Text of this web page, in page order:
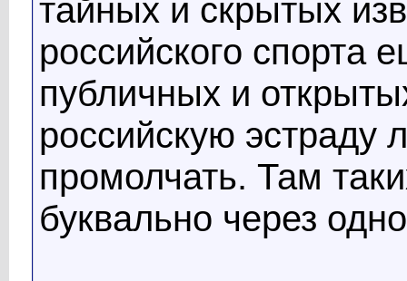
тайных и скрытых
российского спорта
публичных и
российскую эстраду
промолчать. Там
буквально через